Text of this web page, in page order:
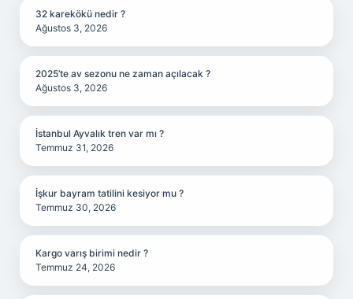
32 karekökü nedir ?
Ağustos 3, 2026
2025’te av sezonu ne zaman açılacak ?
Ağustos 3, 2026
İstanbul Ayvalık tren var mı ?
Temmuz 31, 2026
İşkur bayram tatilini kesiyor mu ?
Temmuz 30, 2026
Kargo varış birimi nedir ?
Temmuz 24, 2026